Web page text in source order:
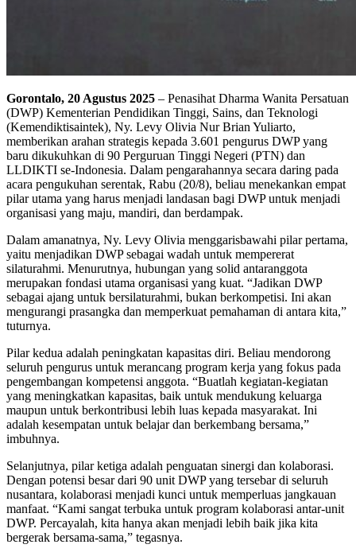
Gorontalo, 20 Agustus 2025 – Penasihat Dharma Wanita Persatuan
(DWP) Kementerian Pendidikan Tinggi, Sains, dan Teknologi
(Kemendiktisaintek), Ny. Levy Olivia Nur Brian Yuliarto,
memberikan arahan strategis kepada 3.601 pengurus DWP yang
baru dikukuhkan di 90 Perguruan Tinggi Negeri (PTN) dan
LLDIKTI se-Indonesia. Dalam pengarahannya secara daring pada
acara pengukuhan serentak, Rabu (20/8), beliau menekankan empat
pilar utama yang harus menjadi landasan bagi DWP untuk menjadi
organisasi yang maju, mandiri, dan berdampak.
Dalam amanatnya, Ny. Levy Olivia menggarisbawahi pilar pertama,
yaitu menjadikan DWP sebagai wadah untuk mempererat
silaturahmi. Menurutnya, hubungan yang solid antaranggota
merupakan fondasi utama organisasi yang kuat. “Jadikan DWP
sebagai ajang untuk bersilaturahmi, bukan berkompetisi. Ini akan
mengurangi prasangka dan memperkuat pemahaman di antara kita,”
tuturnya.
Pilar kedua adalah peningkatan kapasitas diri. Beliau mendorong
seluruh pengurus untuk merancang program kerja yang fokus pada
pengembangan kompetensi anggota. “Buatlah kegiatan-kegiatan
yang meningkatkan kapasitas, baik untuk mendukung keluarga
maupun untuk berkontribusi lebih luas kepada masyarakat. Ini
adalah kesempatan untuk belajar dan berkembang bersama,”
imbuhnya.
Selanjutnya, pilar ketiga adalah penguatan sinergi dan kolaborasi.
Dengan potensi besar dari 90 unit DWP yang tersebar di seluruh
nusantara, kolaborasi menjadi kunci untuk memperluas jangkauan
manfaat. “Kami sangat terbuka untuk program kolaborasi antar-unit
DWP. Percayalah, kita hanya akan menjadi lebih baik jika kita
bergerak bersama-sama,” tegasnya.